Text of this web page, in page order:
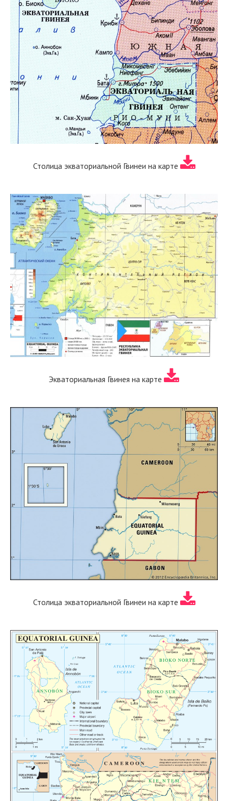
Столица экваториальной Гвинеи на карте
Экваториальная Гвинея на карте
Столица экваториальной Гвинеи на карте